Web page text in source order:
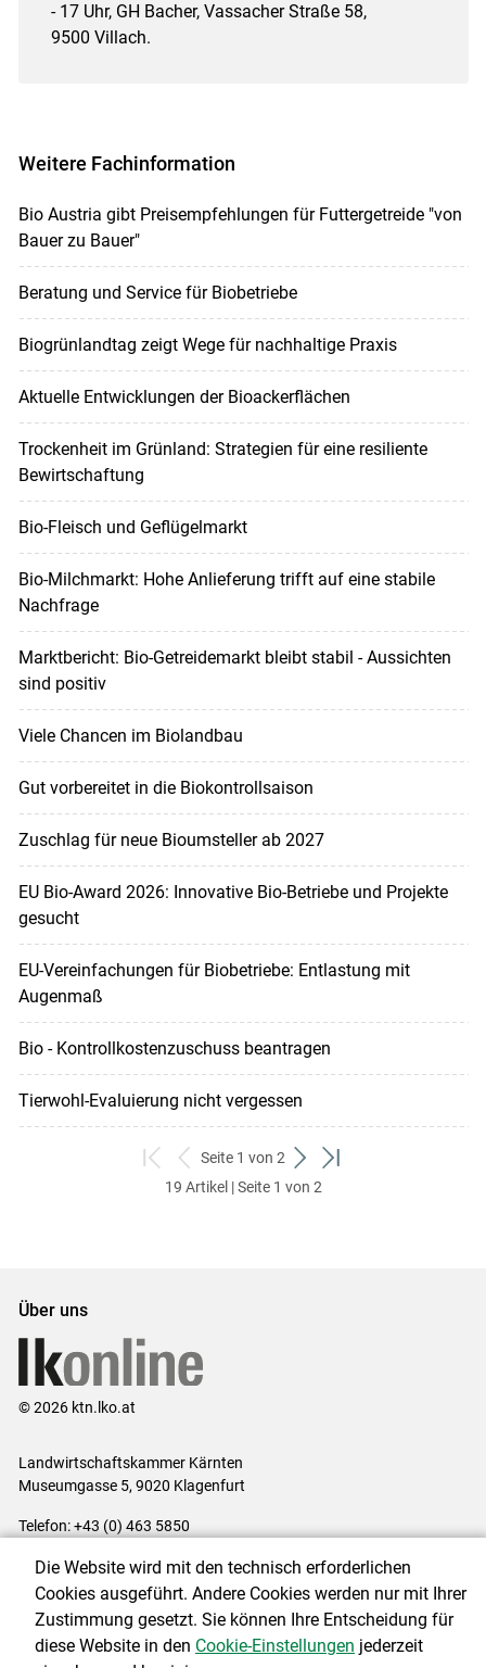
- 17 Uhr, GH Bacher, Vassacher Straße 58,
9500 Villach­.
Weitere Fachinformation
Bio Austria gibt Preisempfehlungen für Futtergetreide "von
Bauer zu Bauer"
Beratung und Service für Biobetriebe
Biogrünlandtag zeigt Wege für nachhaltige Praxis
Aktuelle Entwicklungen der Bioackerflächen
Trockenheit im Grünland: Strategien für eine resiliente
Bewirtschaftung
Bio-Fleisch und Geflügelmarkt
Bio-Milchmarkt: Hohe Anlieferung trifft auf eine stabile
Nachfrage
Marktbericht: Bio-Getreidemarkt bleibt stabil - Aussichten
sind positiv
Viele Chancen im Biolandbau
Gut vorbereitet in die Biokontrollsaison
Zuschlag für neue Bioumsteller ab 2027
EU Bio-Award 2026: Innovative Bio-Betriebe und Projekte
gesucht
EU-Verein­fachungen für Biobetriebe: Entlastung mit
Augenmaß
Bio - Kontrollkostenzuschuss beantragen
Tierwohl-Evaluierung nicht vergessen
zum
ersten
zurück
zum
Seite 1 von 2
weiter
zum
zum
19 Artikel | Seite 1 von 2
Über uns
© 2026 ktn.lko.at
Landwirtschaftskammer Kärnten
Museumgasse 5, 9020 Klagenfurt
Telefon: +43 (0) 463 5850
Impressum|Kontakt|Datenschutzerklärung|Barrierefreiheit|
Cookie-Einstellungen
Die Website wird mit den technisch erforderlichen
Cookies ausgeführt. Andere Cookies werden nur mit Ihrer
Zustimmung gesetzt. Sie können Ihre Entscheidung für
diese Website in den Cookie-Einstellungen jederzeit